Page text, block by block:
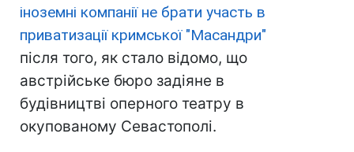
іноземні компанії не брати участь в
приватизації кримської "Масандри"
після того, як стало відомо, що
австрійське бюро задіяне в
будівництві оперного театру в
окупованому Севастополі.